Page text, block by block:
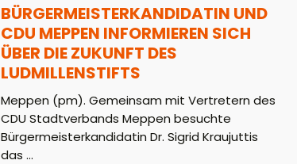
BÜRGERMEISTERKANDIDATIN UND
CDU MEPPEN INFORMIEREN SICH
ÜBER DIE ZUKUNFT DES
LUDMILLENSTIFTS
Meppen (pm). Gemeinsam mit Vertretern des
CDU Stadtverbands Meppen besuchte
Bürgermeisterkandidatin Dr. Sigrid Kraujuttis
das ...